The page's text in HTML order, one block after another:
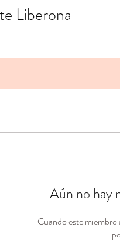
Aún no hay
Cuando este
Liberona